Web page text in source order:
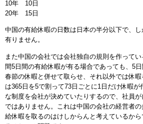
10年 10日
20年 15日
中国の有給休暇の日数は日本の半分以下で、
有りません。
また中国の会社では会社独自の規則を作って
間5日間の有給休暇が有る場合であっても、5
春節の休暇と併せて取らせ、それ以外では休
は365日を5で割って73日ごとに1日だけ休暇が
な制度を会社が決めていたりするので、社員
ではありません。これは中国の会社の経営者
給休暇を取るのはけしからんと考えているか